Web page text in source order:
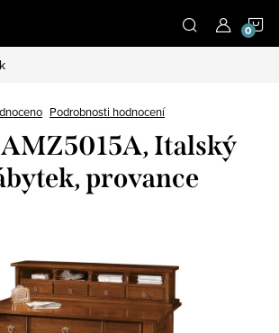
Podrobnosti hodnocení
AMZ5015A, Italský
provance